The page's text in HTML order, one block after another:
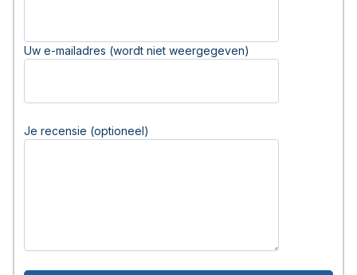
Uw e-mailadres (wordt niet weergegeven)
Je recensie (optioneel)